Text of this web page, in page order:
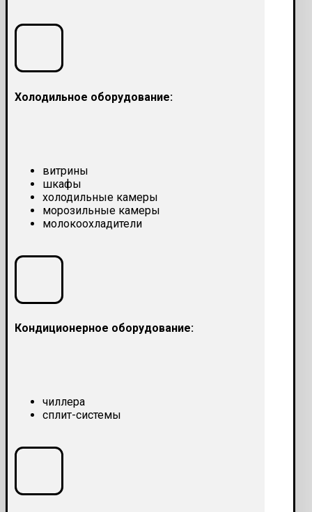
Холодильное оборудование:
витрины
шкафы
холодильные камеры
морозильные камеры
молокоохладители
Кондиционерное оборудование:
чиллера
сплит-системы